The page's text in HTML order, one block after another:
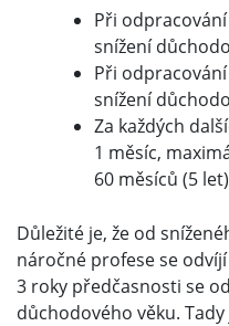
Při
snížení
Při
snížení
Za každých
1 měsíc,
60 měsíců (5
Důležité je, že od
náročné profese se
3 roky předčasnosti se
důchodového věku.